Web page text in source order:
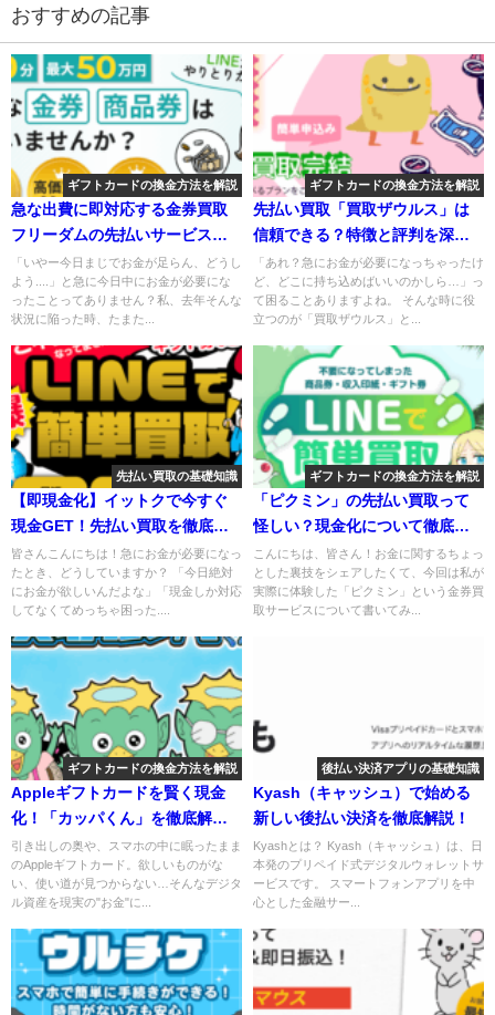
おすすめの記事
ギフトカードの換金方法を解説
急な出費に即対応する金券買取
フリーダムの先払いサービス体
験談
「いやー今日まじでお金が足らん、どうし
よう....」と急に今日中にお金が必要にな
ったことってありません？私、去年そんな
状況に陥った時、たまた...
ギフトカードの換金方法を解説
先払い買取「買取ザウルス」は
信頼できる？特徴と評判を深掘
り！
「あれ？急にお金が必要になっちゃったけ
ど、どこに持ち込めばいいのかしら…」っ
て困ることありますよね。 そんな時に役
立つのが「買取ザウルス」と...
先払い買取の基礎知識
【即現金化】イットクで今すぐ
現金GET！先払い買取を徹底解
説！
皆さんこんにちは！急にお金が必要になっ
たとき、どうしていますか？ 「今日絶対
にお金が欲しいんだよな」「現金しか対応
してなくてめっちゃ困った....
ギフトカードの換金方法を解説
「ピクミン」の先払い買取って
怪しい？現金化について徹底解
説！
こんにちは、皆さん！お金に関するちょっ
とした裏技をシェアしたくて、今回は私が
実際に体験した「ピクミン」という金券買
取サービスについて書いてみ...
ギフトカードの換金方法を解説
Appleギフトカードを賢く現金
化！「カッパくん」を徹底解
説！
引き出しの奥や、スマホの中に眠ったまま
のAppleギフトカード。欲しいものがな
い、使い道が見つからない…そんなデジタ
ル資産を現実の"お金"に...
後払い決済アプリの基礎知識
Kyash（キャッシュ）で始める
新しい後払い決済を徹底解説！
Kyashとは？ Kyash（キャッシュ）は、日
本発のプリペイド式デジタルウォレットサ
ービスです。 スマートフォンアプリを中
心とした金融サー...